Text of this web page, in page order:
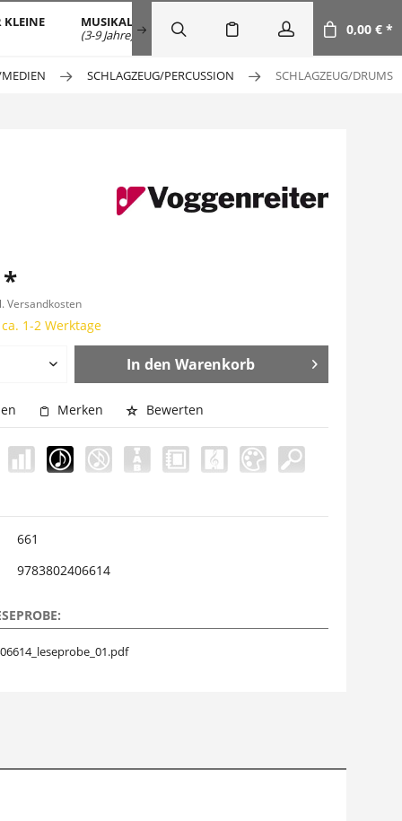
KLEINE
MUSIKALISCHE FRÜHERZIEHUNG
(3-9 Jahre)
SALE 0,00 € *
SCHLAGZEUG/PERCUSSION SCHLAGZEUG/DRUMS
*
Versandkosten
1-2 Werktage
In den Warenkorb
Merken Bewerten
661
9783802406614